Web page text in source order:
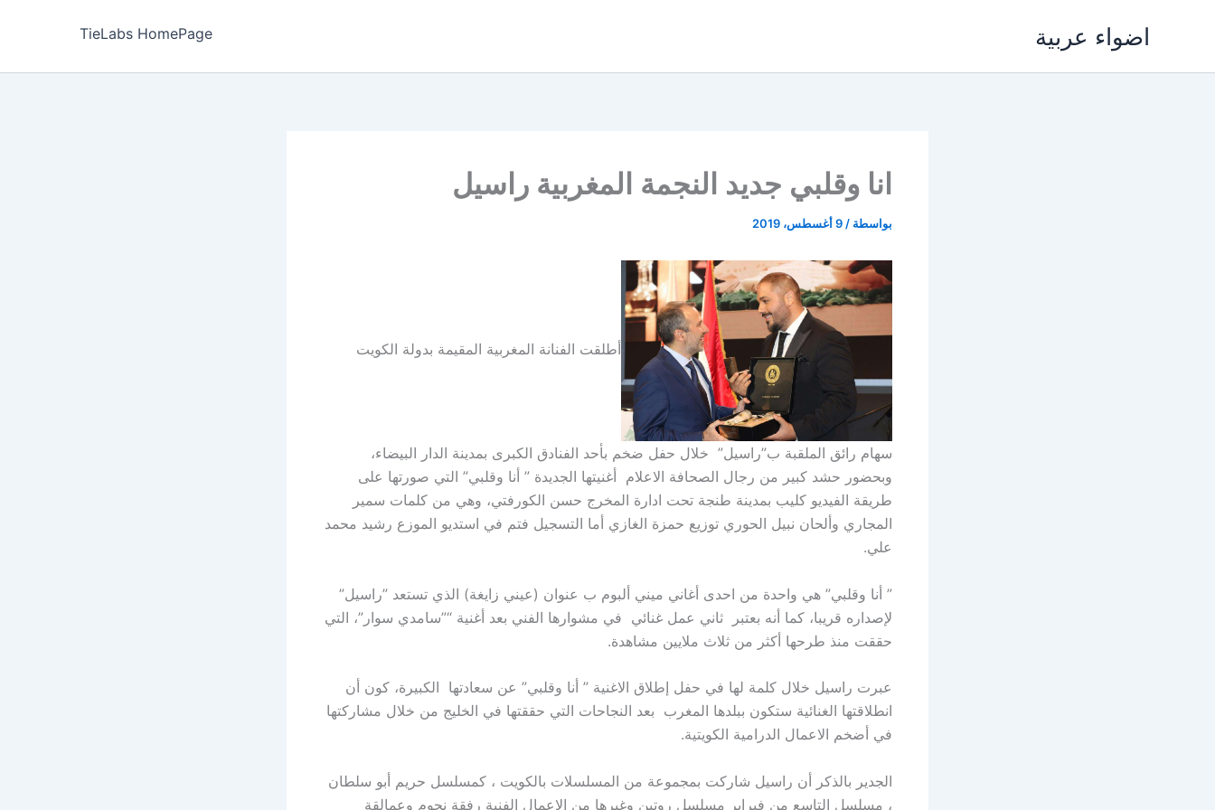
اضواء عربية TieLabs HomePage
انا وقلبي جديد النجمة المغربية راسيل
بواسطة / 9 أغسطس، 2019
أطلقت الفنانة المغربية المقيمة بدولة الكويت
سهام رائق الملقبة ب”راسيل” خلال حفل ضخم بأحد الفنادق الكبرى بمدينة الدار البيضاء،
وبحضور حشد كبير من رجال الصحافة الاعلام أغنيتها الجديدة ” أنا وقلبي” التي صورتها على
طريقة الفيديو كليب بمدينة طنجة تحت ادارة المخرج حسن الكورفتي، وهي من كلمات سمير
المجاري وألحان نبيل الحوري توزيع حمزة الغازي أما التسجيل فتم في استديو الموزع رشيد محمد
علي.
” أنا وقلبي” هي واحدة من احدى أغاني ميني ألبوم ب عنوان (عيني زايغة) الذي تستعد ”راسيل”
لإصداره قريبا، كما أنه بعتبر ثاني عمل غنائي في مشوارها الفني بعد أغنية “”سامدي سوار”، التي
حققت منذ طرحها أكثر من ثلاث ملايين مشاهدة.
عبرت راسيل خلال كلمة لها في حفل إطلاق الاغنية ” أنا وقلبي” عن سعادتها الكبيرة، كون أن
انطلاقتها الغنائية ستكون ببلدها المغرب بعد النجاحات التي حققتها في الخليج من خلال مشاركتها
في أضخم الاعمال الدرامية الكويتية.
الجدير بالذكر أن راسيل شاركت بمجموعة من المسلسلات بالكويت ، كمسلسل حريم أبو سلطان
، مسلسل التاسع من فبراير مسلسل روتين وغيرها من الاعمال الفنية رفقة نجوم وعمالقة